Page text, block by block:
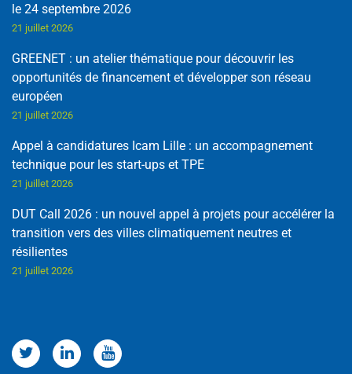
le 24 septembre 2026
21 juillet 2026
GREENET : un atelier thématique pour découvrir les
opportunités de financement et développer son réseau
européen
21 juillet 2026
Appel à candidatures Icam Lille : un accompagnement
technique pour les start-ups et TPE
21 juillet 2026
DUT Call 2026 : un nouvel appel à projets pour accélérer la
transition vers des villes climatiquement neutres et
résilientes
21 juillet 2026